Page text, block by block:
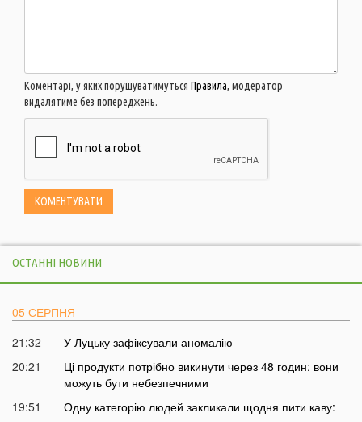
Коментарі, у яких порушуватимуться Правила, модератор
видалятиме без попереджень.
ОСТАННІ НОВИНИ
05 СЕРПНЯ
21:32
У Луцьку зафіксували аномалію
20:21
Ці продукти потрібно викинути через 48 годин: вони
можуть бути небезпечними
19:51
Одну категорію людей закликали щодня пити каву: